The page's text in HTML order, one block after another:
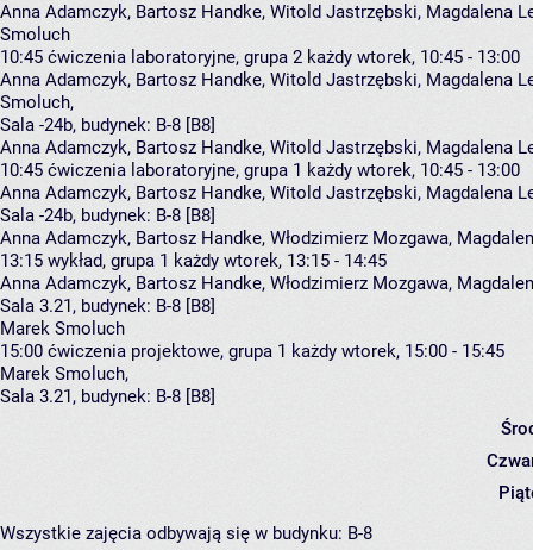
Anna Adamczyk, Bartosz Handke, Witold Jastrzębski, Magdalena
Smoluch
10:45 ćwiczenia laboratoryjne, grupa 2 każdy wtorek, 10:45 - 13:00
Anna Adamczyk, Bartosz Handke, Witold Jastrzębski, Magdalena
Smoluch,
Sala -24b, budynek: B-8 [B8]
Anna Adamczyk, Bartosz Handke, Witold Jastrzębski, Magdalena
10:45 ćwiczenia laboratoryjne, grupa 1 każdy wtorek, 10:45 - 13:00
Anna Adamczyk, Bartosz Handke, Witold Jastrzębski, Magdalena
Sala -24b, budynek: B-8 [B8]
Anna Adamczyk, Bartosz Handke, Włodzimierz Mozgawa,
13:15 wykład, grupa 1 każdy wtorek, 13:15 - 14:45
Anna Adamczyk, Bartosz Handke, Włodzimierz Mozgawa,
Sala 3.21, budynek: B-8 [B8]
Marek Smoluch
15:00 ćwiczenia projektowe, grupa 1 każdy wtorek, 15:00 - 15:45
Marek Smoluch,
Sala 3.21, budynek: B-8 [B8]
Wszystkie zajęcia odbywają się w budynku: B-8